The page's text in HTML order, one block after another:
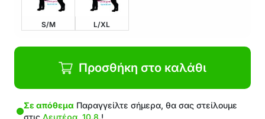
Στη Συσκευασία: 1x χειμερινό παλτό για σκύλο
S/M L/XL
Προσθήκη στο καλάθι
Σε απόθεμα Παραγγείλτε σήμερα, θα σας στείλουμε
στις Δευτέρα, 10.8.!